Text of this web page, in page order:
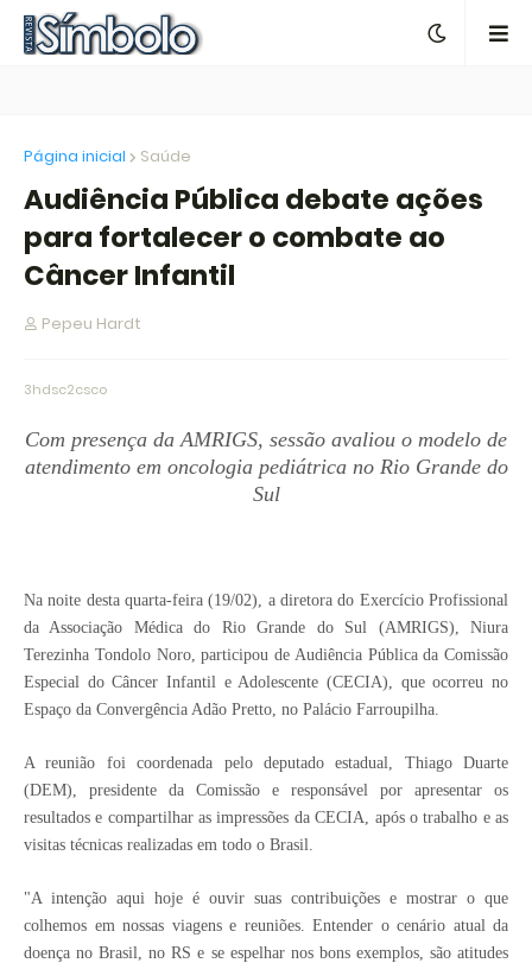
Página inicial Saúde
Audiência Pública debate ações
para fortalecer o combate ao
Câncer Infantil
Pepeu Hardt
3hdsc2csco
Com presença da AMRIGS, sessão avaliou o modelo de
atendimento em oncologia pediátrica no Rio Grande do
Sul
Na noite desta quarta-feira (19/02), a diretora do Exercício Profissional
da Associação Médica do Rio Grande do Sul (AMRIGS), Niura
Terezinha Tondolo Noro, participou de Audiência Pública da Comissão
Especial do Câncer Infantil e Adolescente (CECIA), que ocorreu no
Espaço da Convergência Adão Pretto, no Palácio Farroupilha.
A reunião foi coordenada pelo deputado estadual, Thiago Duarte
(DEM), presidente da Comissão e responsável por apresentar os
resultados e compartilhar as impressões da CECIA, após o trabalho e as
visitas técnicas realizadas em todo o Brasil.
"A intenção aqui hoje é ouvir suas contribuições e mostrar o que
colhemos em nossas viagens e reuniões. Entender o cenário atual da
doença no Brasil, no RS e se espelhar nos bons exemplos, são atitudes